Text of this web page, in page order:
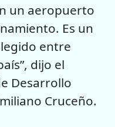
un aeropuerto
Es un
entre
dijo el
Desarrollo
Cruceño.